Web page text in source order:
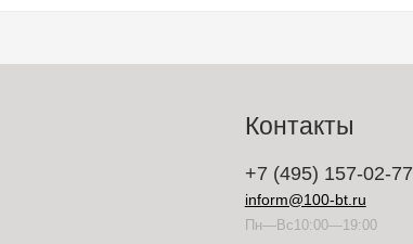
Контакты
+7 (495) 157-02-77
inform@100-bt.ru
Пн—Вс10:00—19:00